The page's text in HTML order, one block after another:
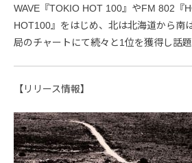
WAVE『TOKIO HOT 100』やFM 802『
HOT100』をはじめ、北は北海道から南
局のチャートにて続々と1位を獲得し話題
【リリース情報】